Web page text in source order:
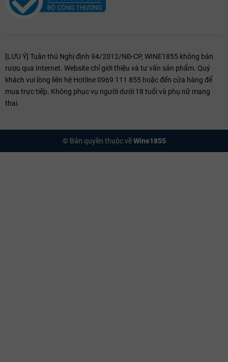
[LƯU Ý] Tuân thủ Nghị định 94/2012/NĐ-CP, WINE1855 không bán
rượu qua Internet. Website chỉ giới thiệu và tư vấn sản phẩm. Quý
khách vui lòng liên hệ Hotline 0969 111 855 hoặc đến cửa hàng để
mua trực tiếp. Không phục vụ người dưới 18 tuổi và phụ nữ mang
thai.
© Bản quyền thuộc vềWine1855